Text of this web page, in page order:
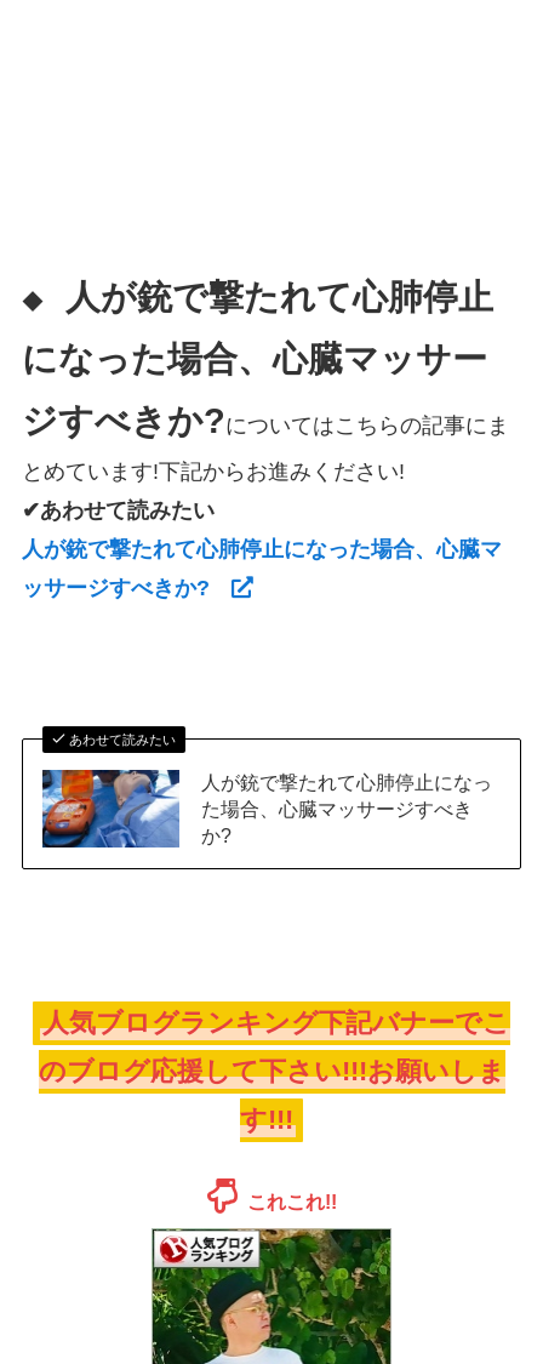
◆
人が銃で撃たれて心肺停止
になった場合、心臓マッサー
ジすべきか?についてはこちらの記事にま
とめています!下記からお進みください!
✔あわせて読みたい
人が銃で撃たれて心肺停止になった場合、心臓マ
ッサージすべきか?
あわせて読みたい
人が銃で撃たれて心肺停止になっ
た場合、心臓マッサージすべき
か?
人気ブログランキング下記バナーでこ
のブログ応援して下さい!!!お願いしま
す!!!
これこれ!!